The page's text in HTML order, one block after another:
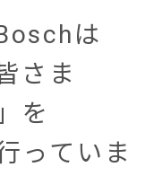
は
さま
を
っていま